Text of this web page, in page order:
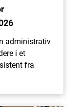
administrativ
i et
fra